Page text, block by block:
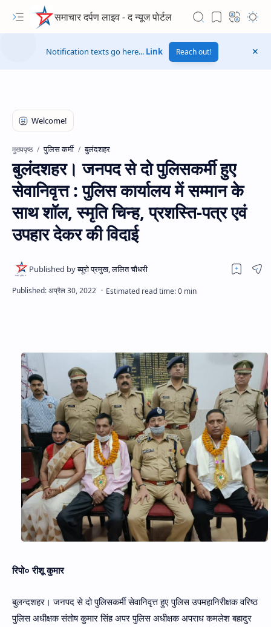
समाचार दर्पण लाइव - द न्यूज पोर्टल
Hidden Menu
Hidden Menu
Notification texts go here... Link Reach out!
मुख्यपृष्ठ पुलिस कर्मी बुलंदशहर
बुलंदशहर। जनपद से दो पुलिसकर्मी हुए
सेवानिवृत्त : पुलिस कार्यालय में सम्मान के
साथ शॉल, स्मृति चिन्ह, प्रशस्ति-पत्र एवं
उपहार देकर की विदाई
रिपो० रीशू कुमार
बुलन्दशहर। जनपद से दो पुलिसकर्मी सेवानिवृत्त हुए पुलिस उपमहानिरीक्षक वरिष्ठ
पुलिस अधीक्षक संतोष कुमार सिंह अपर पुलिस अधीक्षक अपराध कमलेश बहादुर